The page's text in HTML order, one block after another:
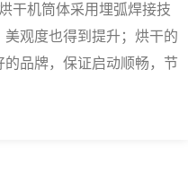
机筒体采用埋弧焊接技
观度也得到提升；烘干的
品牌，保证启动顺畅，节